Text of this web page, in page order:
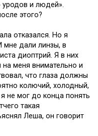
и людей».
этого?
отказался. Но я
мне дали линзы, в
диоптрий. Я в них
меня внимательно и
что глаза должны
колючий, холодный,
не мог до конца понять
такая
Леша, он говорит